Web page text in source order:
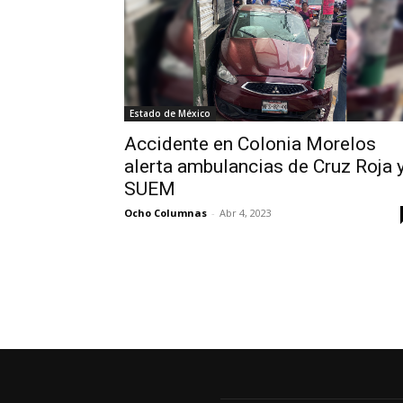
Estado de México
Accidente en Colonia Morelos
alerta ambulancias de Cruz Roja
SUEM
Ocho Columnas - Abr 4, 2023